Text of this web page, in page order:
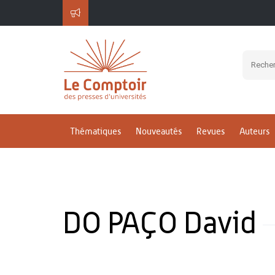
Thématiques Nouveautés Revues Auteurs
DO PAÇO David